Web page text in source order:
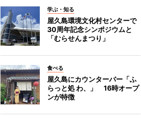
学ぶ・知る
屋久島環境文化村センターで
30周年記念シンポジウムと
「むらせんまつり」
食べる
屋久島にカウンターバー「ふ
らっと処 わ、」 16時オープ
ンが特徴